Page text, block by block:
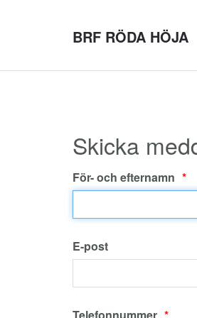
BRF RÖDA HÖJA
Skicka
För- och efternamn
E-post